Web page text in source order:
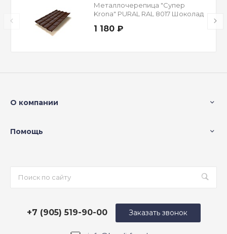
Металлочерепица "Супер
Krona" PURAL RAL 8017 Шоколад
1 180 ₽
О компании
Помощь
+7 (905) 519-90-00 Заказать звонок